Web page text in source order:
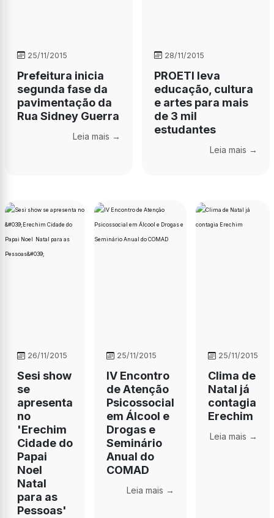
25/11/2015
Prefeitura inicia
segunda fase da
pavimentação da
Rua Sidney Guerra
Leia mais →
28/11/2015
PROETI leva
educação, cultura
e artes para mais
de 3 mil
estudantes
Leia mais →
26/11/2015
Sesi show
se
apresenta
no
'Erechim
Cidade do
Papai
Noel 
Natal
para as
Pessoas'
25/11/2015
IV Encontro
de Atenção
Psicossocial
em Álcool e
Drogas e
Seminário
Anual do
COMAD
Leia mais →
25/11/2015
Clima de
Natal já
contagia
Erechim
Leia mais →